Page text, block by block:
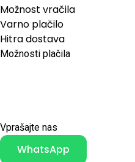
Možnost vračila
Varno plačilo
Hitra dostava
Možnosti plačila
Vprašajte nas
WhatsApp